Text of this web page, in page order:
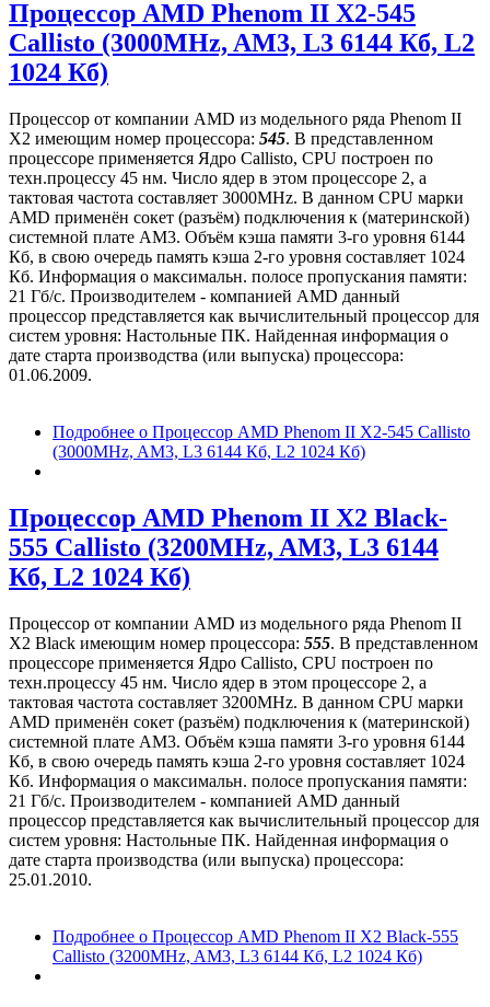
Процессор AMD Phenom II X2-545
Callisto (3000MHz, AM3, L3 6144 Кб, L2
1024 Кб)
Процессор от компании AMD из модельного ряда Phenom II
X2 имеющим номер процессора: 545. В представленном
процессоре применяется Ядро Callisto, CPU построен по
техн.процессу 45 нм. Число ядер в этом процессоре 2, а
тактовая частота составляет 3000MHz. В данном CPU марки
AMD применён сокет (разъём) подключения к (материнской)
системной плате AM3. Объём кэша памяти 3-го уровня 6144
Кб, в свою очередь память кэша 2-го уровня составляет 1024
Кб. Информация о максимальн. полосе пропускания памяти:
21 Гб/с. Производителем - компанией AMD данный
процессор представляется как вычислительный процессор для
систем уровня: Настольные ПК. Найденная информация о
дате старта производства (или выпуска) процессора:
01.06.2009.
Подробнее о Процессор AMD Phenom II X2-545 Callisto
(3000MHz, AM3, L3 6144 Кб, L2 1024 Кб)
Процессор AMD Phenom II X2 Black-
555 Callisto (3200MHz, AM3, L3 6144
Кб, L2 1024 Кб)
Процессор от компании AMD из модельного ряда Phenom II
X2 Black имеющим номер процессора: 555. В представленном
процессоре применяется Ядро Callisto, CPU построен по
техн.процессу 45 нм. Число ядер в этом процессоре 2, а
тактовая частота составляет 3200MHz. В данном CPU марки
AMD применён сокет (разъём) подключения к (материнской)
системной плате AM3. Объём кэша памяти 3-го уровня 6144
Кб, в свою очередь память кэша 2-го уровня составляет 1024
Кб. Информация о максимальн. полосе пропускания памяти:
21 Гб/с. Производителем - компанией AMD данный
процессор представляется как вычислительный процессор для
систем уровня: Настольные ПК. Найденная информация о
дате старта производства (или выпуска) процессора:
25.01.2010.
Подробнее о Процессор AMD Phenom II X2 Black-555
Callisto (3200MHz, AM3, L3 6144 Кб, L2 1024 Кб)